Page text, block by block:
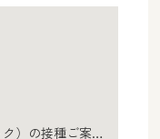
と価格改定のお知らせ